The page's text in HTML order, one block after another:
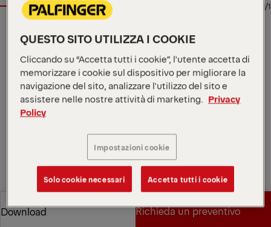
1/1
Posizione
via Enrico de Nicola, IT, 41122
Rivenditore
Disponibilità
immediatamente
Tipo di prodotto
Nuovo
Referente
Palfinger SRL
Contatti il rivenditore
Contatti il rivenditore
Chiama il rivenditore
Chiama il rivenditore
Download
Richieda un preventivo
Specifiche tecniche
QUESTO SITO UTILIZZA I COOKIE
Cliccando su “Accetta tutti i cookie”, l'utente accetta di
memorizzare i cookie sul dispositivo per migliorare la
navigazione del sito, analizzare l'utilizzo del sito e
assistere nelle nostre attività di marketing.
Privacy
Policy
Impostazioni cookie
Solo cookie necessari Accetta tutti i cookie